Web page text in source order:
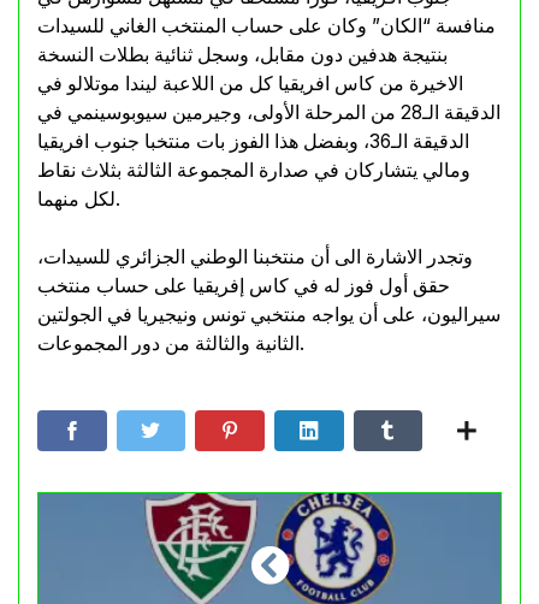
منافسة “الكان” وكان على حساب المنتخب الغاني للسيدات
بنتيجة هدفين دون مقابل، وسجل ثنائية بطلات النسخة
الاخيرة من كاس افريقيا كل من اللاعبة ليندا موتلالو في
الدقيقة الـ28 من المرحلة الأولى، وجيرمين سيوبوسينمي في
الدقيقة الـ36، وبفضل هذا الفوز بات منتخبا جنوب افريقيا
ومالي يتشاركان في صدارة المجموعة الثالثة بثلاث نقاط
لكل منهما.
وتجدر الاشارة الى أن منتخبنا الوطني الجزائري للسيدات،
حقق أول فوز له في كاس إفريقيا على حساب منتخب
سيراليون، على أن يواجه منتخبي تونس ونيجيريا في الجولتين
الثانية والثالثة من دور المجموعات.